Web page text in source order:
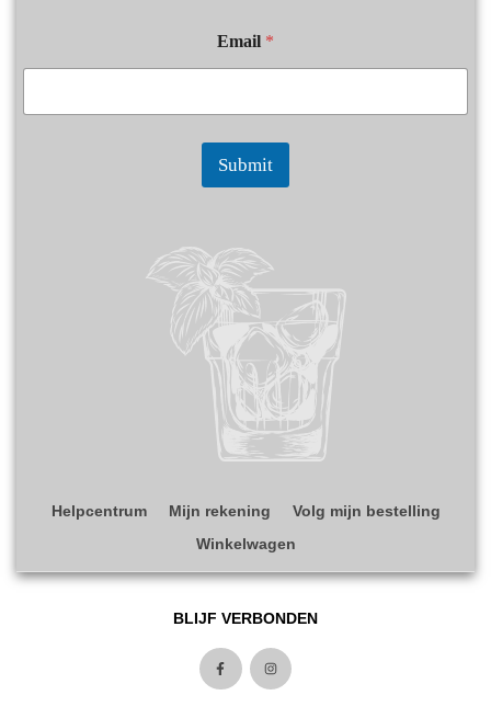
e
Email *
Submit
Helpcentrum Mijn rekening
Volg mijn bestelling
Winkelwagen
BLIJF VERBONDEN